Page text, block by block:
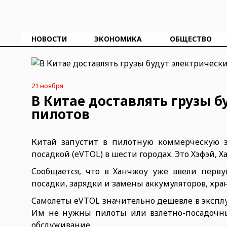
НОВОСТИ ЭКОНОМИКА ОБЩЕСТВО
21 ноября
В Китае доставлять грузы
пилотов
Китай запустит в пилотную коммерческую
посадкой (eVTOL) в шести городах. Это
Сообщается, что в Ханчжоу уже ввели
посадки, зарядки и замены аккумуляторов,
Самолеты eVTOL значительно дешевле в
Им не нужны пилоты или взлетно-